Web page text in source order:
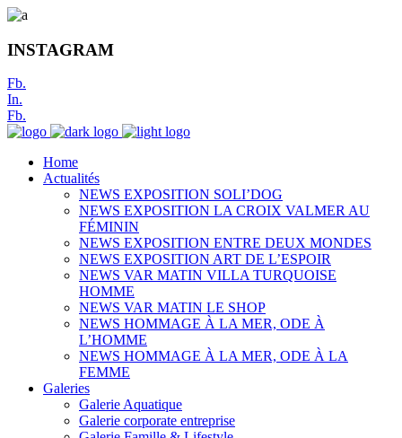
INSTAGRAM
Fb.
In.
Fb.
Home
Actualités
NEWS EXPOSITION SOLI’DOG
NEWS EXPOSITION LA CROIX VALMER AU
FÉMININ
NEWS EXPOSITION ENTRE DEUX MONDES
NEWS EXPOSITION ART DE L’ESPOIR
NEWS VAR MATIN VILLA TURQUOISE
HOMME
NEWS VAR MATIN LE SHOP
NEWS HOMMAGE À LA MER, ODE À
L’HOMME
NEWS HOMMAGE À LA MER, ODE À LA
FEMME
Galeries
Galerie Aquatique
Galerie corporate entreprise